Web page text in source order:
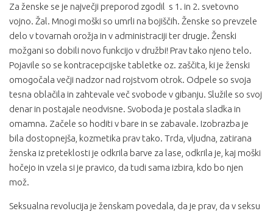
Za ženske se je največji preporod zgodil s 1. in 2. svetovno
vojno. Žal. Mnogi moški so umrli na bojiščih. Ženske so prevzele
delo v tovarnah orožja in v administraciji ter drugje. Ženski
možgani so dobili novo funkcijo v družbi! Prav tako njeno telo.
Pojavile so se kontracepcijske tabletke oz. zaščita, ki je ženski
omogočala večji nadzor nad rojstvom otrok. Odpele so svoja
tesna oblačila in zahtevale več svobode v gibanju. Služile so svoj
denar in postajale neodvisne. Svoboda je postala sladka in
omamna. Začele so hoditi v bare in se zabavale. Izobrazba je
bila dostopnejša, kozmetika prav tako. Trda, vljudna, zatirana
ženska iz preteklosti je odkrila barve za lase, odkrila je, kaj moški
hočejo in vzela si je pravico, da tudi sama izbira, kdo bo njen
mož.
Seksualna revolucija je ženskam povedala, da je prav, da v seksu